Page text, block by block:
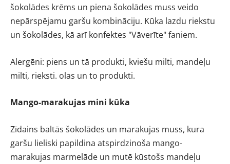
šokolādes krēms un piena šokolādes muss veido
nepārspējamu garšu kombināciju. Kūka lazdu riekstu
un šokolādes, kā arī konfektes "Vāverīte" faniem.
Alergēni: piens un tā produkti, kviešu milti, mandeļu
milti, rieksti. olas un to produkti.
Mango-marakujas mini kūka
Zīdains baltās šokolādes un marakujas muss, kura
garšu lieliski papildina atspirdzinoša mango-
marakujas marmelāde un mutē kūstošs mandeļu